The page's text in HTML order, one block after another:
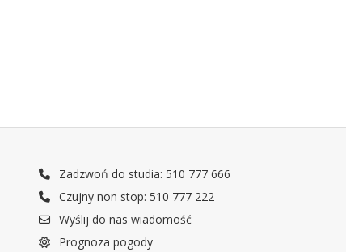
Zadzwoń do studia: 510 777 666
Czujny non stop: 510 777 222
Wyślij do nas wiadomość
Prognoza pogody